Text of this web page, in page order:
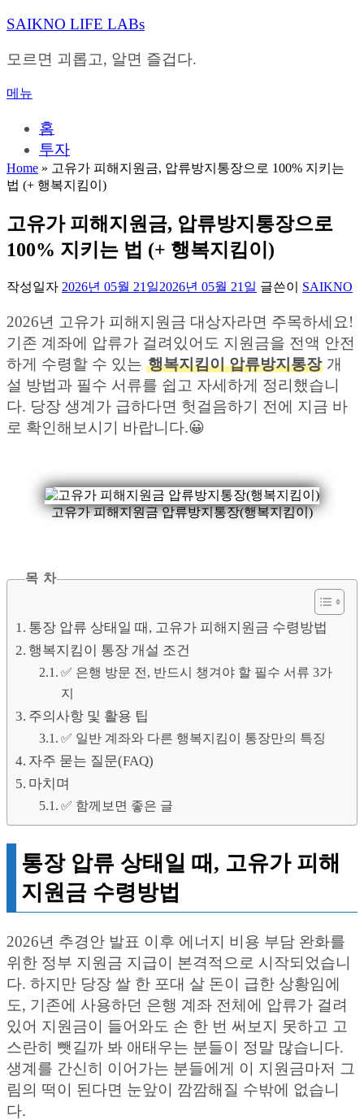
내
으
바
SAIKNO LIFE LABs
모르면 괴롭고, 알면 즐겁다.
메뉴
홈
투자
Home » 고유가 피해지원금, 압류방지통장으로 100% 지키는
법 (+ 행복지킴이)
고유가 피해지원금, 압류방지통장으로
100% 지키는 법 (+ 행복지킴이)
작성일자 2026년 05월 21일2026년 05월 21일 글쓴이 SAIKNO
2026년 고유가 피해지원금 대상자라면 주목하세요!
기존 계좌에 압류가 걸려있어도 지원금을 전액 안전
하게 수령할 수 있는 행복지킴이 압류방지통장 개
설 방법과 필수 서류를 쉽고 자세하게 정리했습니
다. 당장 생계가 급하다면 헛걸음하기 전에 지금 바
로 확인해보시기 바랍니다.😀
고유가 피해지원금 압류방지통장(행복지킴이)
목 차
통장 압류 상태일 때, 고유가 피해지원금 수령방법
행복지킴이 통장 개설 조건
✅ 은행 방문 전, 반드시 챙겨야 할 필수 서류 3가
지
주의사항 및 활용 팁
✅ 일반 계좌와 다른 행복지킴이 통장만의 특징
자주 묻는 질문(FAQ)
마치며
✅ 함께보면 좋은 글
통장 압류 상태일 때, 고유가 피해
지원금 수령방법
2026년 추경안 발표 이후 에너지 비용 부담 완화를
위한 정부 지원금 지급이 본격적으로 시작되었습니
다. 하지만 당장 쌀 한 포대 살 돈이 급한 상황임에
도, 기존에 사용하던 은행 계좌 전체에 압류가 걸려
있어 지원금이 들어와도 손 한 번 써보지 못하고 고
스란히 뺏길까 봐 애태우는 분들이 정말 많습니다.
생계를 간신히 이어가는 분들에게 이 지원금마저 그
림의 떡이 된다면 눈앞이 깜깜해질 수밖에 없습니
다.